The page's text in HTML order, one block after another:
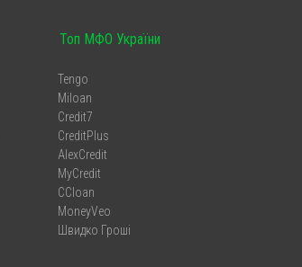
Топ МФО України
Tengo
Miloan
Credit7
CreditPlus
AlexCredit
MyCredit
CCloan
MoneyVeo
Швидко Гроші